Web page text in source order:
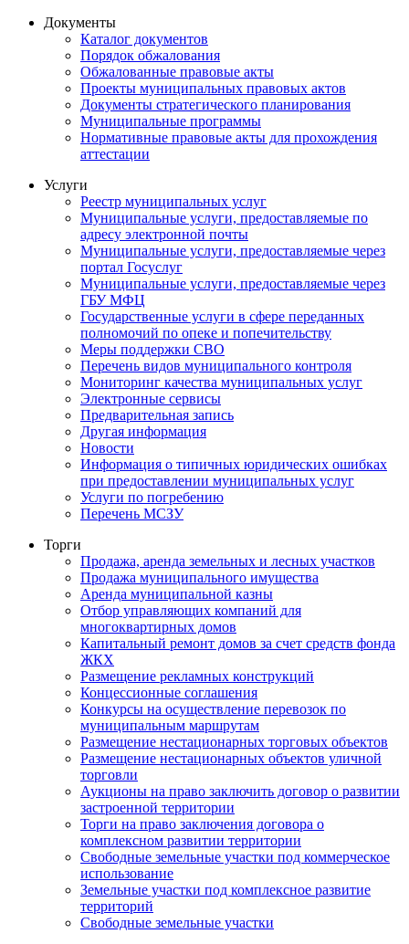
Документы
Каталог документов
Порядок обжалования
Обжалованные правовые акты
Проекты муниципальных правовых актов
Документы стратегического планирования
Муниципальные программы
Нормативные правовые акты для прохождения
аттестации
Услуги
Реестр муниципальных услуг
Муниципальные услуги, предоставляемые по
адресу электронной почты
Муниципальные услуги, предоставляемые через
портал Госуслуг
Муниципальные услуги, предоставляемые через
ГБУ МФЦ
Государственные услуги в сфере переданных
полномочий по опеке и попечительству
Меры поддержки СВО
Перечень видов муниципального контроля
Мониторинг качества муниципальных услуг
Электронные сервисы
Предварительная запись
Другая информация
Новости
Информация о типичных юридических ошибках
при предоставлении муниципальных услуг
Услуги по погребению
Перечень МСЗУ
Торги
Продажа, аренда земельных и лесных участков
Продажа муниципального имущества
Аренда муниципальной казны
Отбор управляющих компаний для
многоквартирных домов
Капитальный ремонт домов за счет средств фонда
ЖКХ
Размещение рекламных конструкций
Концессионные соглашения
Конкурсы на осуществление перевозок по
муниципальным маршрутам
Размещение нестационарных торговых объектов
Размещение нестационарных объектов уличной
торговли
Аукционы на право заключить договор о развитии
застроенной территории
Торги на право заключения договора о
комплексном развитии территории
Свободные земельные участки под коммерческое
использование
Земельные участки под комплексное развитие
территорий
Свободные земельные участки